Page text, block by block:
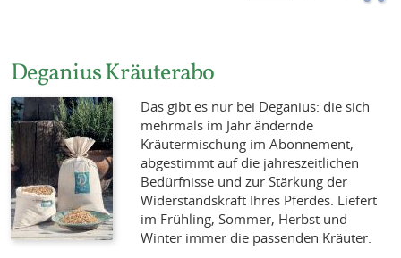
Deganius Kräuterabo
Das gibt es nur bei Deganius: die sich
mehrmals im Jahr ändernde
Kräutermischung im Abonnement,
abgestimmt auf die jahreszeitlichen
Bedürfnisse und zur Stärkung der
Widerstandskraft Ihres Pferdes. Liefert
im Frühling, Sommer, Herbst und
Winter immer die passenden Kräuter.